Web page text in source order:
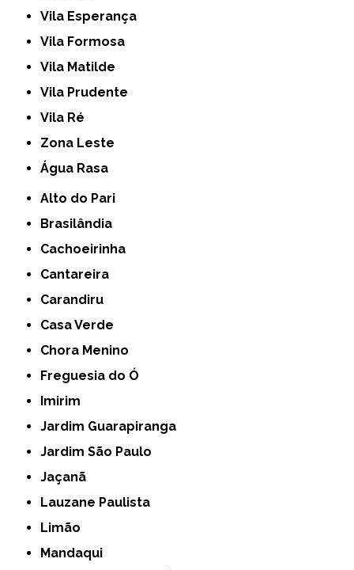
Vila Esperança
Vila Formosa
Vila Matilde
Vila Prudente
Vila Ré
Zona Leste
Água Rasa
Alto do Pari
Brasilândia
Cachoeirinha
Cantareira
Carandiru
Casa Verde
Chora Menino
Freguesia do Ó
Imirim
Jardim Guarapiranga
Jardim São Paulo
Jaçanã
Lauzane Paulista
Limão
Mandaqui